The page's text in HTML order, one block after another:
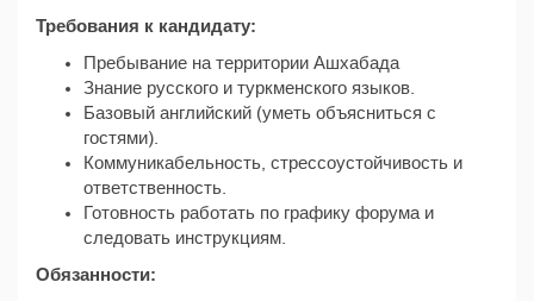
Требования к кандидату:
Пребывание на территории Ашхабада
Знание русского и туркменского языков.
Базовый английский (уметь объясниться с
гостями).
Коммуникабельность, стрессоустойчивость и
ответственность.
Готовность работать по графику форума и
следовать инструкциям.
Обязанности: